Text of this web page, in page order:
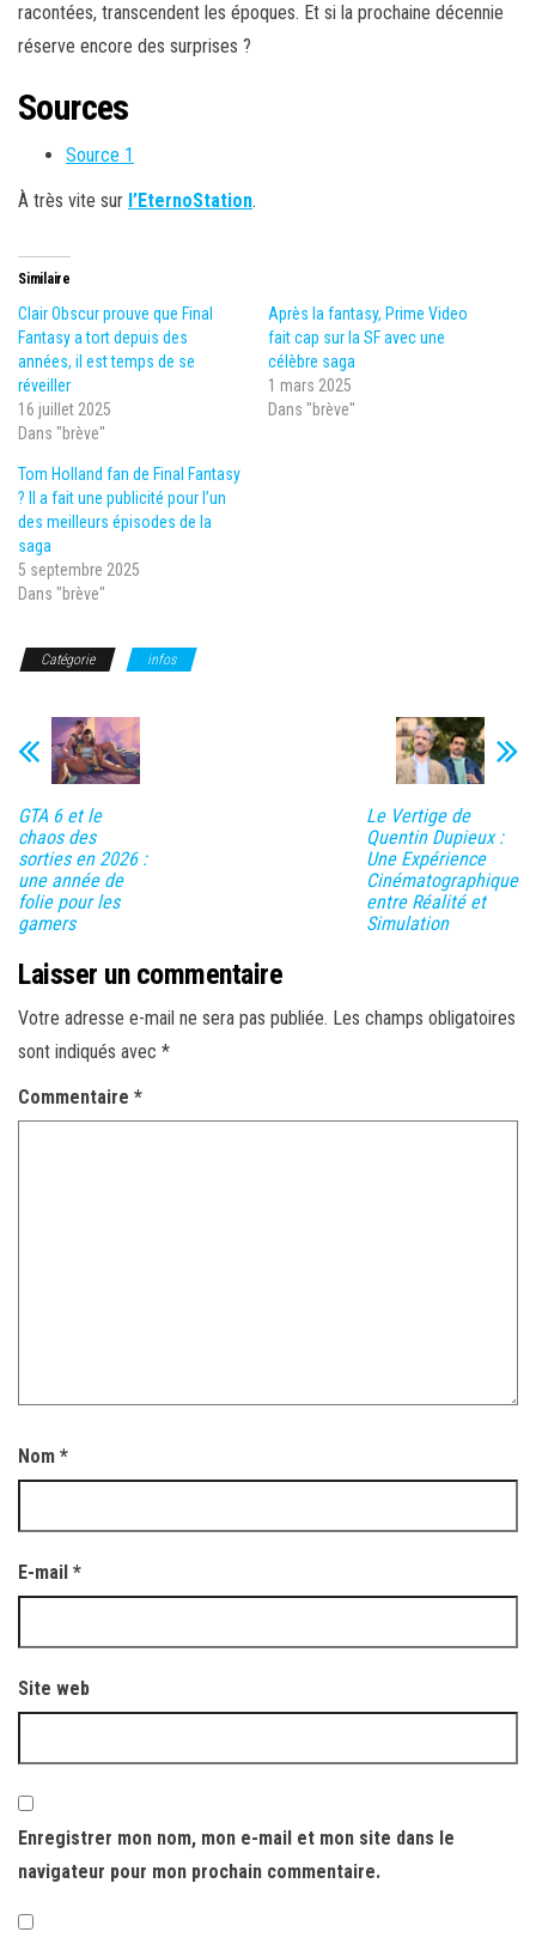
racontées, transcendent les époques. Et si la prochaine décennie
réserve encore des surprises ?
Sources
Source 1
À très vite sur l’EternoStation.
Similaire
Clair Obscur prouve que Final
Fantasy a tort depuis des
années, il est temps de se
réveiller
16 juillet 2025
Dans "brève"
Après la fantasy, Prime Video
fait cap sur la SF avec une
célèbre saga
1 mars 2025
Dans "brève"
Tom Holland fan de Final Fantasy
? Il a fait une publicité pour l’un
des meilleurs épisodes de la
saga
5 septembre 2025
Dans "brève"
Catégorie infos
GTA 6 et le
chaos des
sorties en 2026 :
une année de
folie pour les
gamers
Le Vertige de
Quentin Dupieux :
Une Expérience
Cinématographique
entre Réalité et
Simulation
Laisser un commentaire
Votre adresse e-mail ne sera pas publiée. Les champs obligatoires
sont indiqués avec *
Commentaire *
Nom *
E-mail *
Site web
Enregistrer mon nom, mon e-mail et mon site dans le
navigateur pour mon prochain commentaire.